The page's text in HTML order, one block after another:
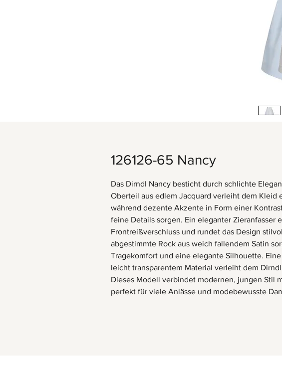
126126-65 Nancy
Das Dirndl Nancy besticht durch schlichte
Oberteil aus edlem Jacquard verleiht dem Kleid
während dezente Akzente in Form einer
feine Details sorgen. Ein eleganter Zieranfasser
Frontreißverschluss und rundet das Design
abgestimmte Rock aus weich fallendem Satin
Tragekomfort und eine elegante Silhouette.
leicht transparentem Material verleiht dem
Dieses Modell verbindet modernen, jungen Stil
perfekt für viele Anlässe und modebewusste